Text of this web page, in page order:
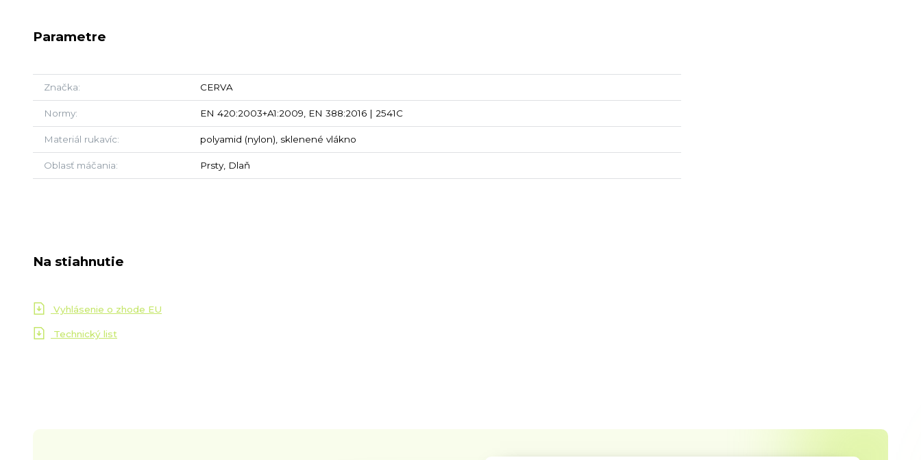
Parametre
Značka CERVA
Normy EN 420:2003+A1:2009, EN 388:2016 | 2541C
Materiál rukavíc polyamid (nylon), sklenené vlákno
Oblasť máčania Prsty, Dlaň
Na stiahnutie
Vyhlásenie o zhode EU
Technický list